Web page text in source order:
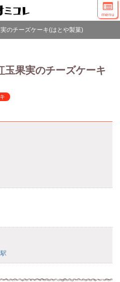
menu
のチーズケーキ(はとや製菓)
玉果実のチーズケーキ